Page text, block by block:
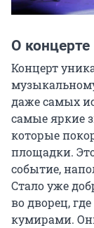
О концерте
Концерт
даже самых
самые яркие
которые
площадки.
событие,
Стало уже
во дворец,
кумирами.